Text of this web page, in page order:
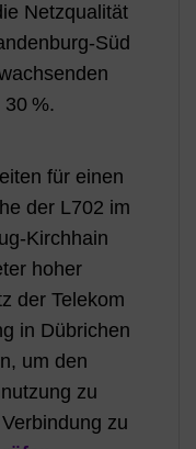
Netzqualität
Süd
%.
für einen
der L702 im
Kirchhain
hoher
der Telekom
in Dübrichen
um den
zu
zu